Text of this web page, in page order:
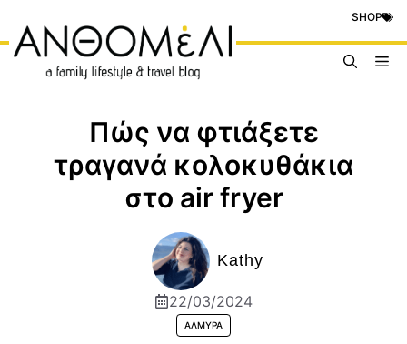
περιεχόμενο
SHOP
Πώς να φτιάξετε
τραγανά κολοκυθάκια
στο air fryer
Kathy
22/03/2024
ΑΛΜΥΡΆ